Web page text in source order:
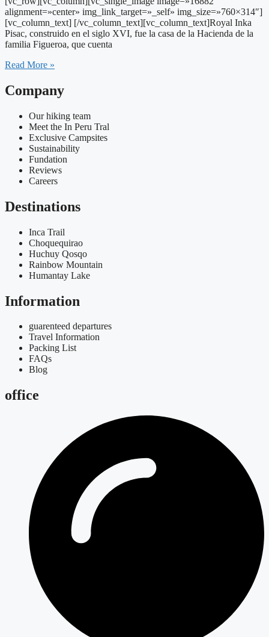
alignment=»center» img_link_target=»_self» img_size=»760×314″]
[vc_column_text] [/vc_column_text][vc_column_text]Royal Inka
Pisac, construido en el siglo XVI, fue la casa de la Hacienda de la
familia Figueroa, que cuenta
Read More »
Company
Our hiking team
Meet the In Peru Tral
Exclusive Campsites
Sustainability
Fundation
Reviews
Careers
Destinations
Inca Trail
Choquequirao
Huchuy Qosqo
Rainbow Mountain
Humantay Lake
Information
guarenteed departures
Travel Information
Packing List
FAQs
Blog
office